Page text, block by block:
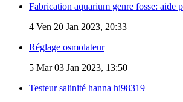
Fabrication aquarium genre fosse: aide
4 Ven 20 Jan 2023, 20:33
Réglage osmolateur
5 Mar 03 Jan 2023, 13:50
Testeur salinité hanna hi98319